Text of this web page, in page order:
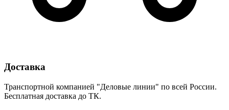
Доставка
Транспортной компанией "Деловые линии" по всей России.
Бесплатная доставка до ТК.